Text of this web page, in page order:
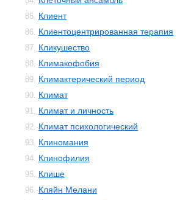
85. Клиент
86. Клиентоцентрированная терапия
87. Кликушество
88. Климакофобия
89. Климактерический период
90. Климат
91. Климат и личность
92. Климат психологический
93. Клиномания
94. Клинофилия
95. Клише
96. Кляйн Мелани